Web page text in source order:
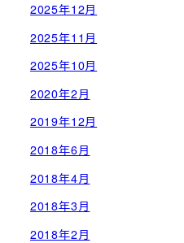
2025年12月
2025年11月
2025年10月
2020年2月
2019年12月
2018年6月
2018年4月
2018年3月
2018年2月